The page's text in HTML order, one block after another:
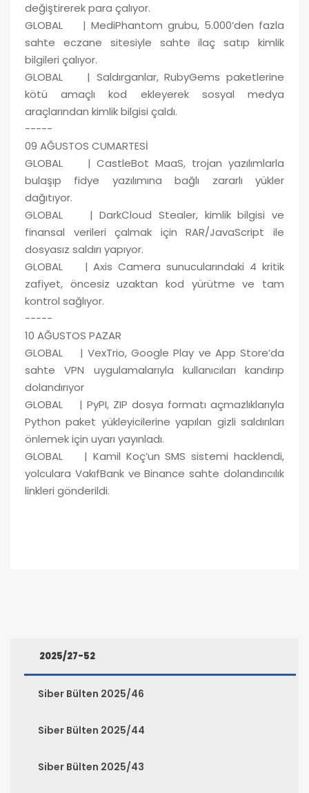
değiştirerek para çalıyor.
GLOBAL | MediPhantom grubu, 5.000’den fazla
sahte eczane sitesiyle sahte ilaç satıp kimlik
bilgileri çalıyor.
GLOBAL | Saldırganlar, RubyGems paketlerine
kötü amaçlı kod ekleyerek sosyal medya
araçlarından kimlik bilgisi çaldı.
-----
09 AĞUSTOS CUMARTESİ
GLOBAL | CastleBot MaaS, trojan yazılımlarla
bulaşıp fidye yazılımına bağlı zararlı yükler
dağıtıyor.
GLOBAL | DarkCloud Stealer, kimlik bilgisi ve
finansal verileri çalmak için RAR/JavaScript ile
dosyasız saldırı yapıyor.
GLOBAL | Axis Camera sunucularındaki 4 kritik
zafiyet, öncesiz uzaktan kod yürütme ve tam
kontrol sağlıyor.
-----
10 AĞUSTOS PAZAR
GLOBAL | VexTrio, Google Play ve App Store’da
sahte VPN uygulamalarıyla kullanıcıları kandırıp
dolandırıyor
GLOBAL | PyPI, ZIP dosya formatı açmazlıklarıyla
Python paket yükleyicilerine yapılan gizli saldırıları
önlemek için uyarı yayınladı.
GLOBAL | Kamil Koç’un SMS sistemi hacklendi,
yolculara VakıfBank ve Binance sahte dolandırıcılık
linkleri gönderildi.
2025/27-52
Siber Bülten 2025/46
Siber Bülten 2025/44
Siber Bülten 2025/43